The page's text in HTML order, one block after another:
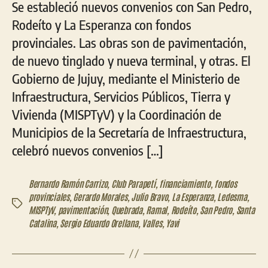
Se estableció nuevos convenios con San Pedro,
Rodeíto y La Esperanza con fondos
provinciales. Las obras son de pavimentación,
de nuevo tinglado y nueva terminal, y otras. El
Gobierno de Jujuy, mediante el Ministerio de
Infraestructura, Servicios Públicos, Tierra y
Vivienda (MISPTyV) y la Coordinación de
Municipios de la Secretaría de Infraestructura,
celebró nuevos convenios […]
Etiquetas
Bernardo Ramón Carrizo, Club Parapetí, financiamiento, fondos
provinciales, Gerardo Morales, Julio Bravo, La Esperanza, Ledesma,
MISPTyV, pavimentación, Quebrada, Ramal, Rodeíto, San Pedro, Santa
Catalina, Sergio Eduardo Orellana, Valles, Yavi